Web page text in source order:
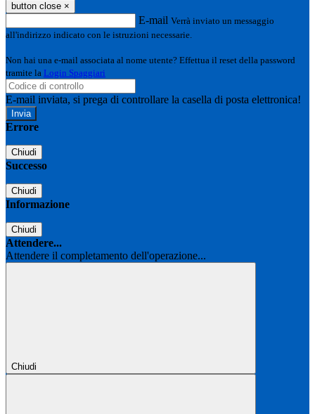
button close ×
E-mail Verrà inviato un messaggio
all'indirizzo indicato con le istruzioni necessarie.
Non hai una e-mail associata al nome utente? Effettua il reset della password
tramite la Login Spaggiari
E-mail inviata, si prega di controllare la casella di posta elettronica!
Errore
Chiudi
Successo
Chiudi
Informazione
Chiudi
Attendere...
Attendere il completamento dell'operazione...
Chiudi